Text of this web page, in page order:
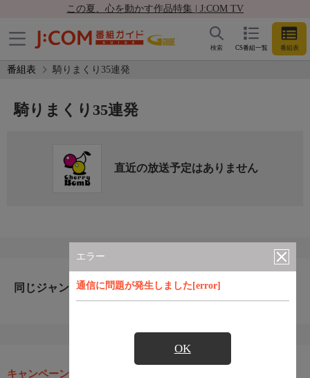
この夏、心を動かす作品特集 | J:COM TV
CS番組一覧 番組表
検索
番組表 騎りまくり35連発
エラー
通信に問題が発生しました[error]
OK
騎りまくり35連発
直近の放送予定はありません
同じジャンルのおすすめ番組
キャンペーン・お得な情報